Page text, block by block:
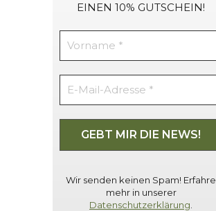
EINEN 10% GUTSCHEIN!
Wir senden keinen Spam! Erfahre
mehr in unserer
Datenschutzerklärung